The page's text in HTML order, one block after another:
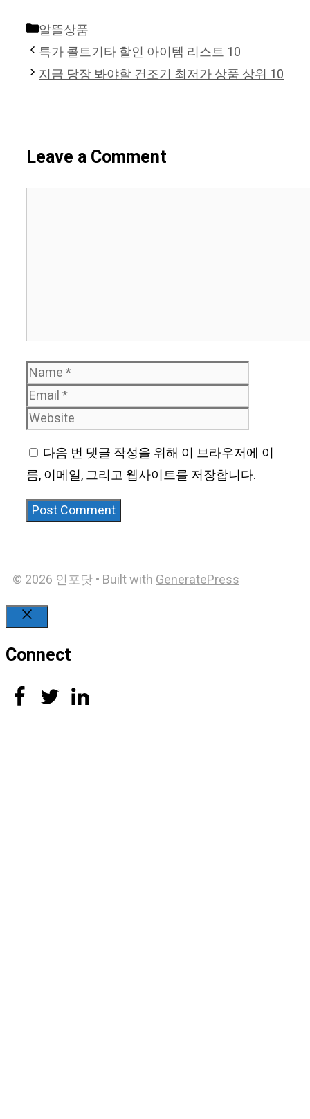
Categories
알뜰상품
특가 콜트기타 할인 아이템 리스트 10
지금 당장 봐야할 건조기 최저가 상품 상위 10
Leave a Comment
Name
다음 번 댓글 작성을 위해 이 브라우저에 이
름, 이메일, 그리고 웹사이트를 저장합니다.
© 2026 인포닷• Built withGeneratePress
Connect